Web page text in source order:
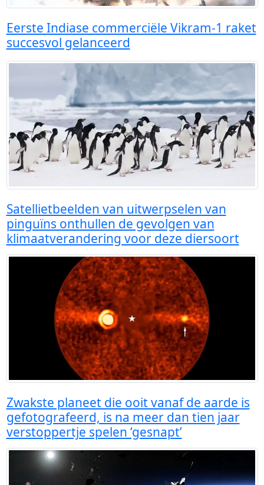
Eerste Indiase commerciële Vikram-1 raket
succesvol gelanceerd
Satellietbeelden van uitwerpselen van
pinguïns onthullen de gevolgen van
klimaatverandering voor deze diersoort
Zwakste planeet die ooit vanaf de aarde is
gefotografeerd, is na meer dan tien jaar
verstoppertje spelen ‘gesnapt’